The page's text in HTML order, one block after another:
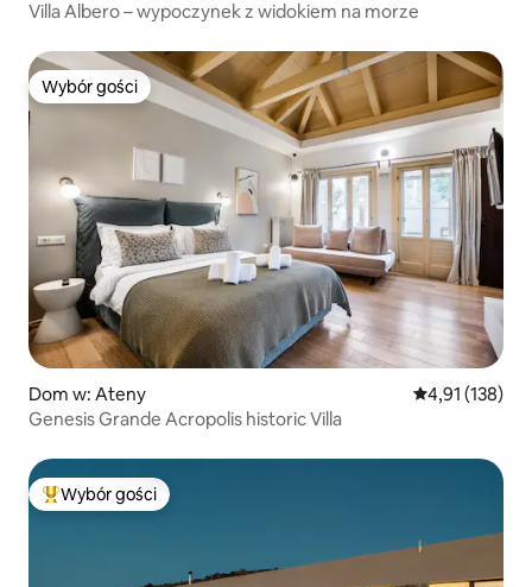
Villa Albero – wypoczynek z widokiem na morze
Wybór gości
Wybór gości
Dom w: Ateny Średnia
4,91 (138)
Genesis Grande Acropolis historic Villa
Najpopularniejsze z kategorii Wybór gości
Wybór gości